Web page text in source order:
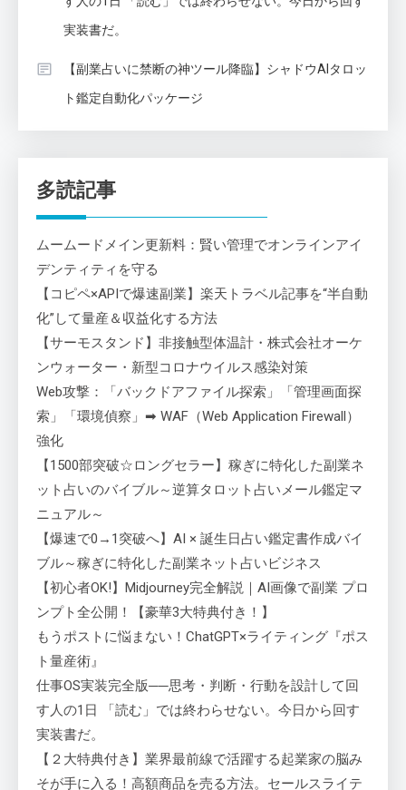
実装書だ。
【副業占いに禁断の神ツール降臨】シャドウAIタロッ
ト鑑定自動化パッケージ
多読記事
ムームードメイン更新料：賢い管理でオンラインアイ
デンティティを守る
【コピペ×APIで爆速副業】楽天トラベル記事を“半自動
化”して量産＆収益化する方法
【サーモスタンド】非接触型体温計・株式会社オーケ
ンウォーター・新型コロナウイルス感染対策
Web攻撃：「バックドアファイル探索」「管理画面探
索」「環境偵察」➡ WAF（Web Application Firewall）
強化
【1500部突破☆ロングセラー】稼ぎに特化した副業ネ
ット占いのバイブル～逆算タロット占いメール鑑定マ
ニュアル～
【爆速で0→1突破へ】AI × 誕生日占い鑑定書作成バイ
ブル～稼ぎに特化した副業ネット占いビジネス
【初心者OK!】Midjourney完全解説｜AI画像で副業 プロ
ンプト全公開！【豪華3大特典付き！】
もうポストに悩まない！ChatGPT×ライティング『ポス
ト量産術』
仕事OS実装完全版──思考・判断・行動を設計して回
す人の1日 「読む」では終わらせない。今日から回す
実装書だ。
【２大特典付き】業界最前線で活躍する起業家の脳み
そが手に入る！高額商品を売る方法。セールスライテ